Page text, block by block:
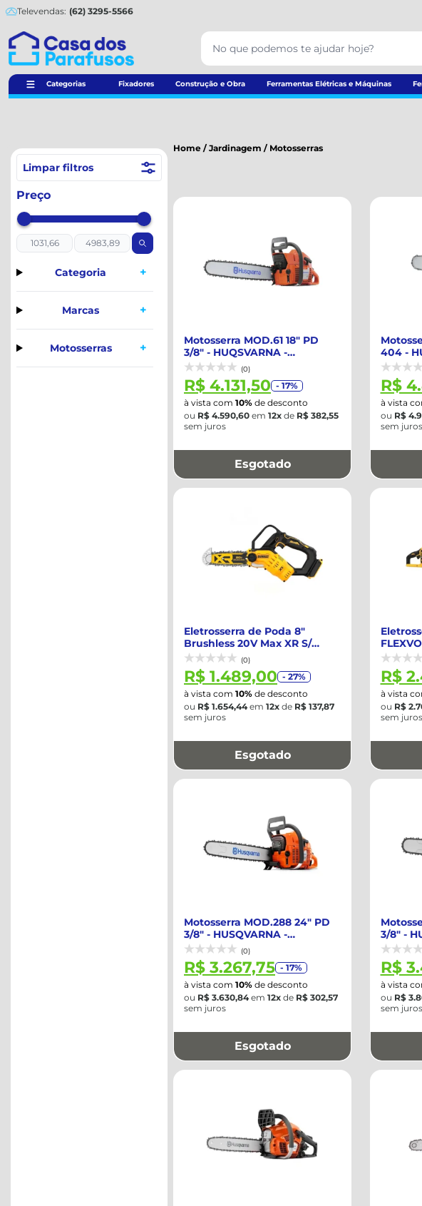
Televendas: (62) 3295-5566
Categorias Fixadores Construção e Obra Ferramentas Elétricas e Máquinas
Limpar filtros
Preço
Categoria +
Marcas +
Motosserras +
Home / Jardinagem / Motosserras
Motosserra MOD.61 18" PD
3/8" - HUQSVARNA -
967062488BR
(0)
R$ 4.131,50 - 17%
à vista com 10% de desconto
ou R$ 4.590,60 em 12x de R$ 382,55
sem juros
Esgotado
404 -
R$
à vista
ou R$
sem juros
Eletrosserra de Poda 8"
Brushless 20V Max XR S/
Bateria e S/...
(0)
R$ 1.489,00 - 27%
à vista com 10% de desconto
ou R$ 1.654,44em 12x de R$ 137,87
sem juros
Esgotado
R$
à vista
ou R$
sem juros
Motosserra MOD.288 24" PD
3/8" - HUSQVARNA -
965820494BR
(0)
R$ 3.267,75 - 17%
à vista com 10% de desconto
ou R$ 3.630,84em 12x de R$ 302,57
sem juros
Esgotado
3/8" -
R$
à vista
ou R$
sem juros